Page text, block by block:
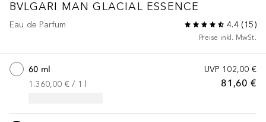
BVLGARI MAN GLACIAL ESSENCE
Eau de Parfum 4.4(15)
Preise inkl. MwSt.
UVP 102,00 €
81,60 €
60 ml
1.360,00 € / 1